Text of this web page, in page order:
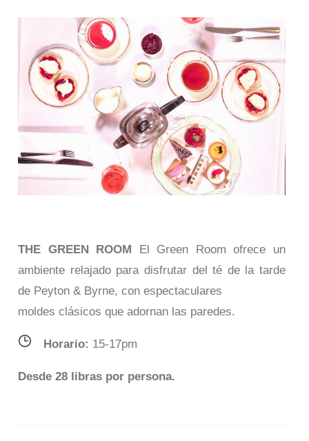
THE GREEN ROOM El Green Room ofrece un
ambiente relajado para disfrutar del té de la tarde
de Peyton & Byrne, con espectaculares
moldes clásicos que adornan las paredes.
Horario: 15-17pm
Desde 28 libras por persona.